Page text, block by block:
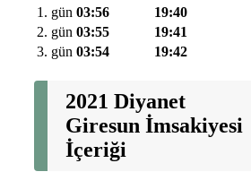
1. gün 03:56
19:40
2. gün 03:55
19:41
3. gün 03:54 19:42
2021 Diyanet
Giresun İmsakiyesi
İçeriği